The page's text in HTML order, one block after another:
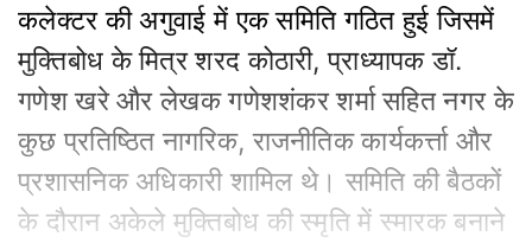
कलेक्टर की अगुवाई में एक समिति गठित हुई जिसमें
मुक्तिबोध के मित्र शरद कोठारी, प्राध्यापक डॉ.
गणेश खरे और लेखक गणेशशंकर शर्मा सहित नगर के
कुछ प्रतिष्ठित नागरिक, राजनीतिक कार्यकर्त्ता और
प्रशासनिक अधिकारी शामिल थे। समिति की बैठकों
के दौरान अकेले मुक्तिबोध की स्मृति में स्मारक बनाने